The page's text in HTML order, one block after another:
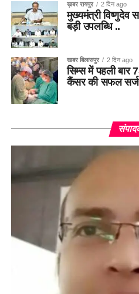
ख़बर रायपुर 2 दिन ago
मुख्यमंत्री विष्णुदेव
बड़ी उपलब्धि ..
खबर बिलासपुर 2 दिन ago
सिम्स में पहली बार
कैंसर की सफल